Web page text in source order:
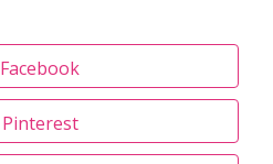
Facebook
Pinterest